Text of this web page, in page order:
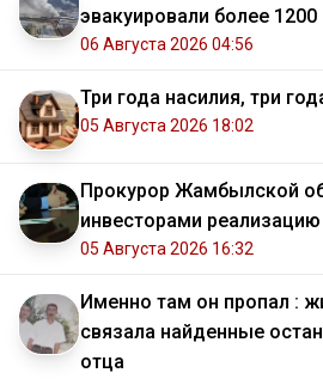
эвакуировали более 1200
06 Августа 2026 04:56
Три года насилия, три
05 Августа 2026 18:02
Прокурор Жамбылской
инвесторами
05 Августа 2026 16:32
Именно там он пропал :
связала найденные
отца